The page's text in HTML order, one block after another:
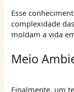
Esse
complexidade
moldam a vida
Meio
Finalmente, um